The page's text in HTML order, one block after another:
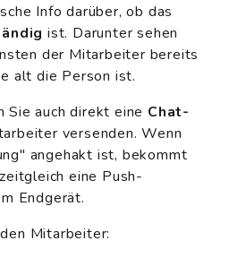
Info darüber, ob das
ist. Darunter sehen
der Mitarbeiter bereits
alt die Person ist.
Sie auch direkt eine Chat-
versenden. Wenn
angehakt ist, bekommt
eine Push-
Endgerät.
Mitarbeiter: